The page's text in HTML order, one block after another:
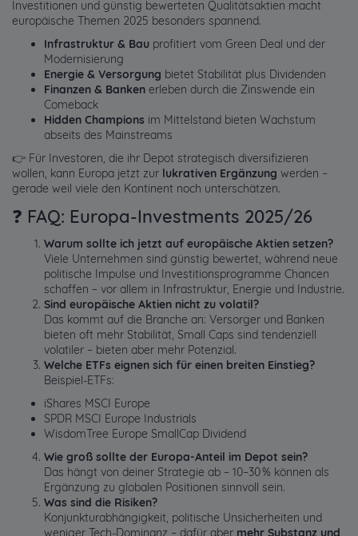
Investitionen und günstig bewerteten Qualitätsaktien macht
europäische Themen 2025 besonders spannend.
Infrastruktur & Bau profitiert vom Green Deal und der
Modernisierung
Energie & Versorgung bietet Stabilität plus Dividenden
Finanzen & Banken erleben durch die Zinswende ein
Comeback
Hidden Champions im Mittelstand bieten Wachstum
abseits des Mainstreams
👉 Für Investoren, die ihr Depot strategisch diversifizieren
wollen, kann Europa jetzt zur lukrativen Ergänzung werden –
gerade weil viele den Kontinent noch unterschätzen.
❓ FAQ: Europa-Investments 2025/26
Warum sollte ich jetzt auf europäische Aktien setzen?
Viele Unternehmen sind günstig bewertet, während neue
politische Impulse und Investitionsprogramme Chancen
schaffen – vor allem in Infrastruktur, Energie und Industrie.
Sind europäische Aktien nicht zu volatil?
Das kommt auf die Branche an: Versorger und Banken
bieten oft mehr Stabilität, Small Caps sind tendenziell
volatiler – bieten aber mehr Potenzial.
Welche ETFs eignen sich für einen breiten Einstieg?
Beispiel-ETFs:
iShares MSCI Europe
SPDR MSCI Europe Industrials
WisdomTree Europe SmallCap Dividend
Wie groß sollte der Europa-Anteil im Depot sein?
Das hängt von deiner Strategie ab – 10–30 % können als
Ergänzung zu globalen Positionen sinnvoll sein.
Was sind die Risiken?
Konjunkturabhängigkeit, politische Unsicherheiten und
weniger Tech-Dominanz – dafür aber mehr Substanz und